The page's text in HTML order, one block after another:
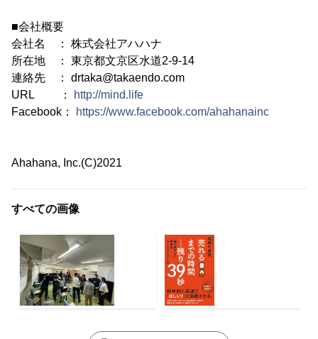
■会社概要
会社名 ： 株式会社アハハナ
所在地 ： 東京都文京区水道2-9-14
連絡先 ： drtaka@takaendo.com
URL ：
http://mind.life
Facebook：
https://www.facebook.com/ahahanainc
Ahahana, Inc.(C)2021
すべての画像